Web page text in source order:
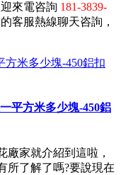
來電咨詢 181-3839-
客服熱線聊天咨詢，
平方米多少塊-450鋁
廠家就介紹到這啦，
所了解了嗎?要說現在